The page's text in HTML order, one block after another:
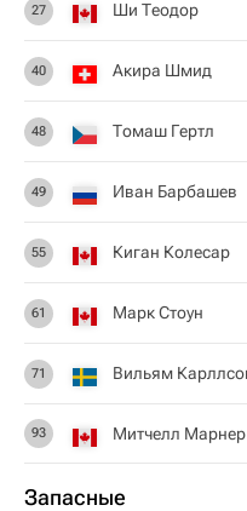
27 Ши Теодор
40 Акира Шмид
48 Томаш Гертл
49 Иван Барбашев
55 Киган Колесар
61 Марк Стоун
71 Вильям
93 Митчелл Марнер
Запасные